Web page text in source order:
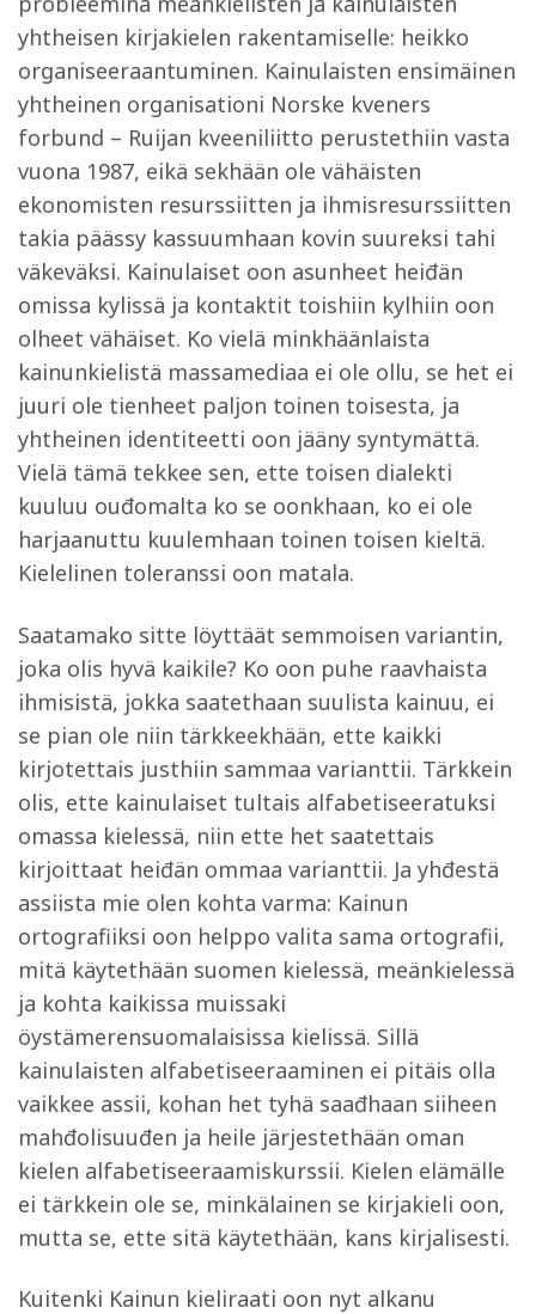
yhtheisen kirjakielen rakentamiselle: heikko
organiseeraantuminen. Kainulaisten ensimäinen
yhtheinen organisationi Norske kveners
forbund – Ruijan kveeniliitto perustethiin vasta
vuona 1987, eikä sekhään ole vähäisten
ekonomisten resurssiitten ja ihmisresurssiitten
takia päässy kassuumhaan kovin suureksi tahi
väkeväksi. Kainulaiset oon asunheet heiđän
omissa kylissä ja kontaktit toishiin kylhiin oon
olheet vähäiset. Ko vielä minkhäänlaista
kainunkielistä massamediaa ei ole ollu, se het ei
juuri ole tienheet paljon toinen toisesta, ja
yhtheinen identiteetti oon jääny syntymättä.
Vielä tämä tekkee sen, ette toisen dialekti
kuuluu ouđomalta ko se oonkhaan, ko ei ole
harjaanuttu kuulemhaan toinen toisen kieltä.
Kielelinen toleranssi oon matala.
Saatamako sitte löyttäät semmoisen variantin,
joka olis hyvä kaikile? Ko oon puhe raavhaista
ihmisistä, jokka saatethaan suulista kainuu, ei
se pian ole niin tärkkeekhään, ette kaikki
kirjotettais justhiin sammaa varianttii. Tärkkein
olis, ette kainulaiset tultais alfabetiseeratuksi
omassa kielessä, niin ette het saatettais
kirjoittaat heiđän ommaa varianttii. Ja yhđestä
assiista mie olen kohta varma: Kainun
ortografiiksi oon helppo valita sama ortografii,
mitä käytethään suomen kielessä, meänkielessä
ja kohta kaikissa muissaki
öystämerensuomalaisissa kielissä. Sillä
kainulaisten alfabetiseeraaminen ei pitäis olla
vaikkee assii, kohan het tyhä saađhaan siiheen
mahđolisuuđen ja heile järjestethään oman
kielen alfabetiseeraamiskurssii. Kielen elämälle
ei tärkkein ole se, minkälainen se kirjakieli oon,
mutta se, ette sitä käytethään, kans kirjalisesti.
Kuitenki Kainun kieliraati oon nyt alkanu